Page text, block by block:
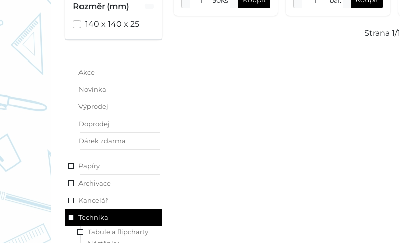
Rozměr (mm)
140 x 140 x 25
Akce
Novinka
Výprodej
Doprodej
Dárek zdarma
Papíry
Archivace
Kancelář
Technika
Tabule a flipcharty
Strana 1/1